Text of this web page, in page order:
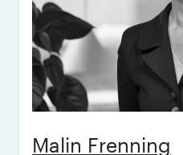
Malin Frenning